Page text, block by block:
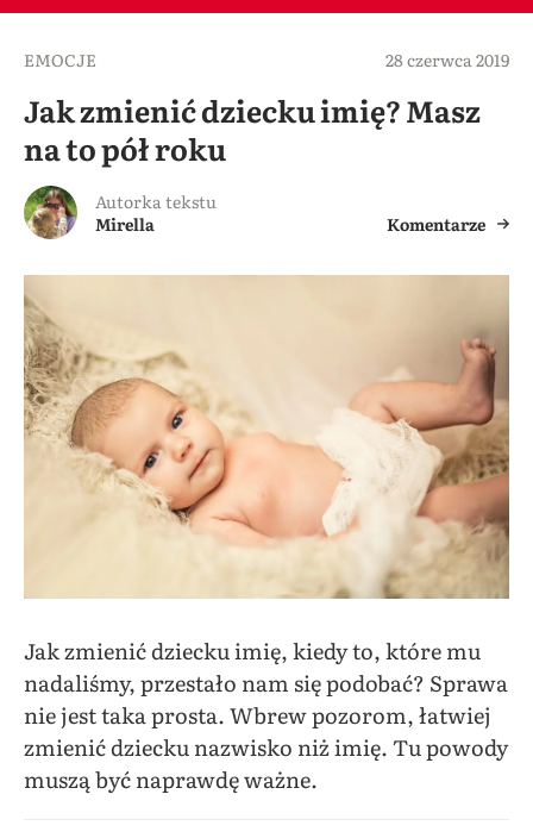
EMOCJE 28 czerwca 2019
Jak zmienić dziecku imię? Masz
na to pół roku
Autorka tekstu
Mirella
Komentarze
Jak zmienić dziecku imię, kiedy to, które mu
nadaliśmy, przestało nam się podobać? Sprawa
nie jest taka prosta. Wbrew pozorom, łatwiej
zmienić dziecku nazwisko niż imię. Tu powody
muszą być naprawdę ważne.